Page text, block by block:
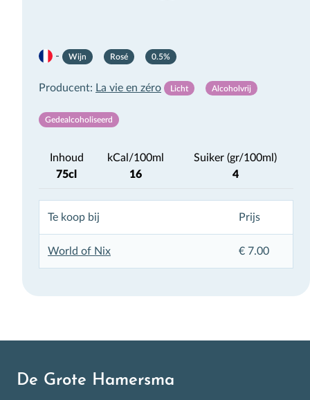
- Wijn Rosé 0.5%
Producent: La vie en zéro Licht Alcoholvrij
Gedealcoholiseerd
Inhoud
75cl
kCal/100ml
16
Suiker (gr/100ml)
4
Te koop bij Prijs
World of Nix € 7.00
De Grote Hamersma
Meld je aan voor de
Alcoholvrij
nieuwsbrief
Hieronder kun je je aanmelden voor de nieuwe
voorheen bekend als What To Drink. Wij reviewen
daarvan op de hoogte.
Aanmelden